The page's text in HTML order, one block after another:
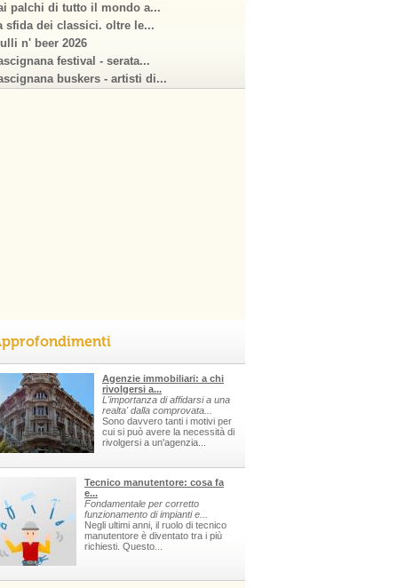
palchi di tutto il mondo a...
sfida dei classici. oltre le...
n' beer 2026
festival - serata...
buskers - artisti di...
Agenzie immobiliari: a chi
rivolgersi a...
L'importanza di affidarsi a una
realta' dalla comprovata...
Sono davvero tanti i motivi per
cui si può avere la necessità di
rivolgersi a un'agenzia...
Tecnico manutentore: cosa fa
e...
Fondamentale per corretto
funzionamento di impianti e...
Negli ultimi anni, il ruolo di tecnico
manutentore è diventato tra i più
richiesti. Questo...